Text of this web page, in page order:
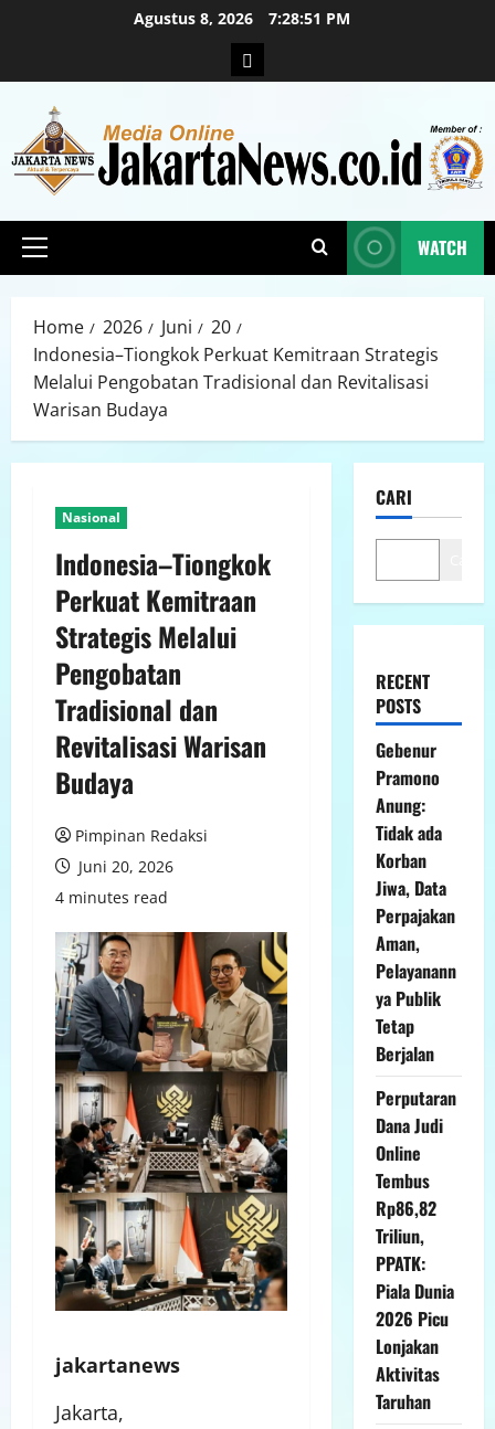
Agustus 8, 2026 7:28:52 PM
WATCH
Home 2026 Juni
20
Indonesia–Tiongkok Perkuat Kemitraan Strategis
Melalui Pengobatan Tradisional dan Revitalisasi
Warisan Budaya
Nasional
Indonesia–Tiongkok
Perkuat Kemitraan
Strategis Melalui
Pengobatan
Tradisional dan
Revitalisasi Warisan
Budaya
Pimpinan Redaksi
Juni 20, 2026
4 minutes read
jakartanews
Jakarta,
CARI
RECENT
POSTS
Gebenur
Pramono
Anung:
Tidak ada
Korban
Jiwa, Data
Perpajakan
Aman,
Pelayanann
ya Publik
Tetap
Berjalan
Perputaran
Dana Judi
Online
Tembus
Rp86,82
Triliun,
PPATK:
Piala Dunia
2026 Picu
Lonjakan
Aktivitas
Taruhan